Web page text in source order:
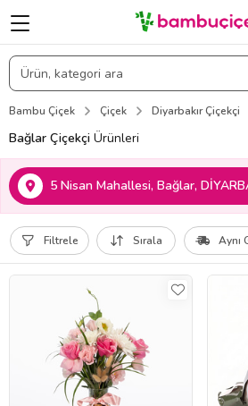
Bambu Çiçek Çiçek Diyarbakır Çiçekçi
Bağlar Çiçekçi Ürünleri
5 Nisan Mahallesi, Bağlar,
Filtrele Sırala Aynı